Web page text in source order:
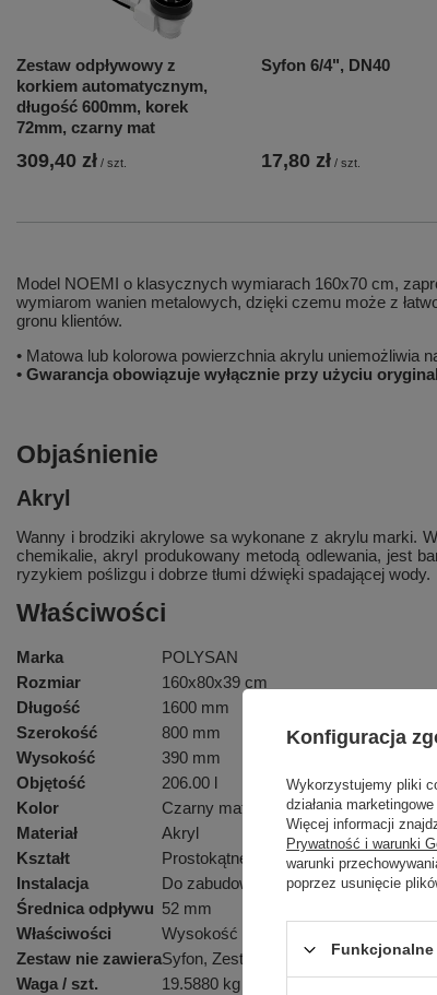
Zestaw odpływowy z
korkiem automatycznym,
długość 600mm, korek
72mm, czarny mat
309,40 zł / szt.
Syfon 6/4", DN40
17,80 zł / szt.
Model NOEMI o klasycznych wymiarach 160x70 cm,
wymiarom wanien metalowych, dzięki czemu może z
gronu klientów.
• Matowa lub kolorowa powierzchnia akrylu uniemożliwia
• Gwarancja obowiązuje wyłącznie przy użyciu
Objaśnienie
Akryl
Wanny i brodziki akrylowe sa wykonane z akrylu marki.
chemikalie, akryl produkowany metodą odlewania, jest
ryzykiem poślizgu i dobrze tłumi dźwięki spadającej wody.
Właściwości
Marka
POLYSAN
Rozmiar
160x80x39 cm
Długość
1600 mm
Szerokość
800 mm
Wysokość
390 mm
Objętość
206.00 l
Kolor
Czarny mat
Materiał
Akryl
Kształt
Prostokątne
Instalacja
Do zabudowy
Średnica odpływu 52 mm
Właściwości
Wysokość krawędzi 40 mm (Standard)
Zestaw nie zawieraSyfon, Zestaw odpływowy
Waga / szt.
19.5880 kg
Konfiguracja
Wykorzystujemy pliki
działania
Więcej informacji
Prywatność i warunki
warunki
poprzez usunięcie